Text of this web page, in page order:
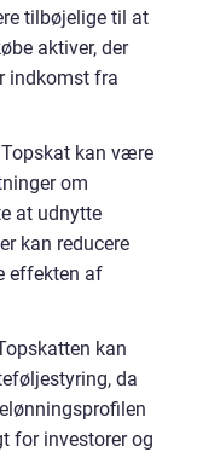
tilbøjelige til at
aktiver, der
indkomst fra
kan være
om
at udnytte
kan reducere
effekten af
kan
da
for investorer og